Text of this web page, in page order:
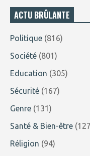
ACTU BRÛLANTE
Politique (816)
Société (801)
Education (305)
Sécurité (167)
Genre (131)
Santé & Bien-être
Réligion (94)